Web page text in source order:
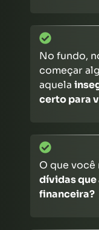
No fundo,
começar
aquela
certo para
O que você
dívidas que
financeira?